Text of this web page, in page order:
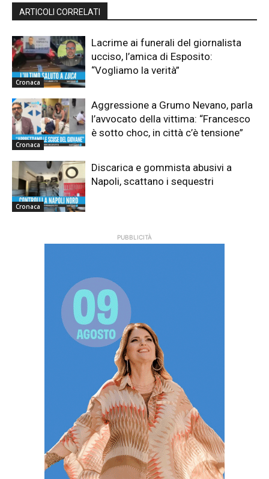
ARTICOLI CORRELATI
Cronaca
Lacrime ai funerali del giornalista
ucciso, l’amica di Esposito:
“Vogliamo la verità”
Cronaca
Aggressione a Grumo Nevano, parla
l’avvocato della vittima: “Francesco
è sotto choc, in città c’è tensione”
Cronaca
Discarica e gommista abusivi a
Napoli, scattano i sequestri
PUBBLICITÀ